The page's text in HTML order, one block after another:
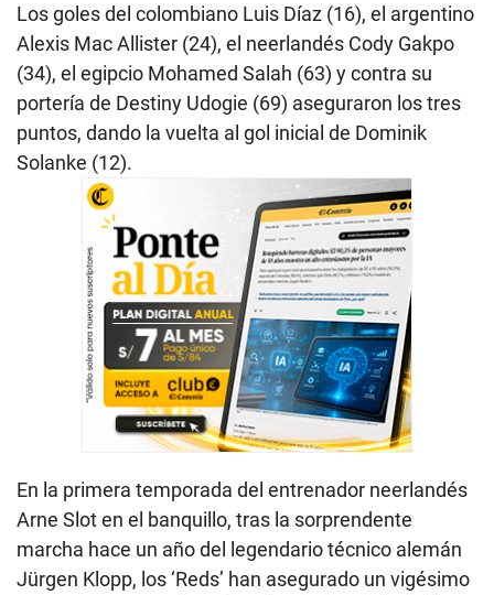
Los goles del colombiano Luis Díaz (16), el argentino
Alexis Mac Allister (24), el neerlandés Cody Gakpo
(34), el egipcio Mohamed Salah (63) y contra su
portería de Destiny Udogie (69) aseguraron los tres
puntos, dando la vuelta al gol inicial de Dominik
Solanke (12).
En la primera temporada del entrenador neerlandés
Arne Slot en el banquillo, tras la sorprendente
marcha hace un año del legendario técnico alemán
Jürgen Klopp, los ‘Reds’ han asegurado un vigésimo